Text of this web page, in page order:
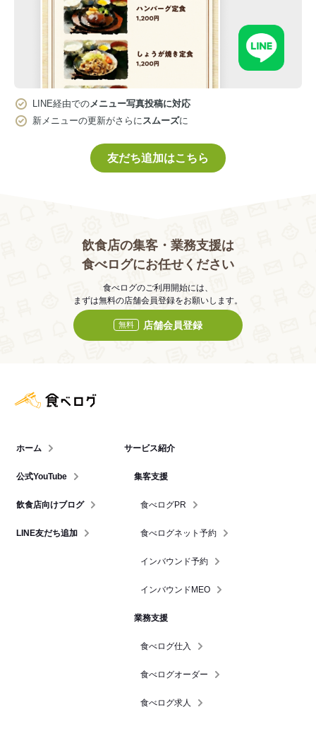
LINE経由でのメニュー写真投稿に対応
新メニューの更新がさらにスムーズに
友だち追加はこちら
飲食店の集客・業務支援は
食べログにお任せください
食べログのご利用開始には、
まずは無料の店舗会員登録をお願いします。
無料 店舗会員登録
ホーム
公式YouTube
飲食店向けブログ
LINE友だち追加
サービス紹介
集客支援
食べログPR
食べログネット予約
インバウンド予約
インバウンドMEO
業務支援
食べログ仕入
食べログオーダー
食べログ求人